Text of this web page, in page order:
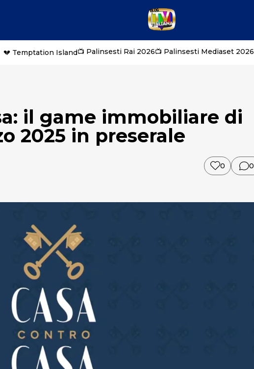
💔 Temptation Island📺 Palinsesti Rai 2026📺 Palinsesti Mediaset 2026
il game immobiliare di
2025 in preserale
0 0